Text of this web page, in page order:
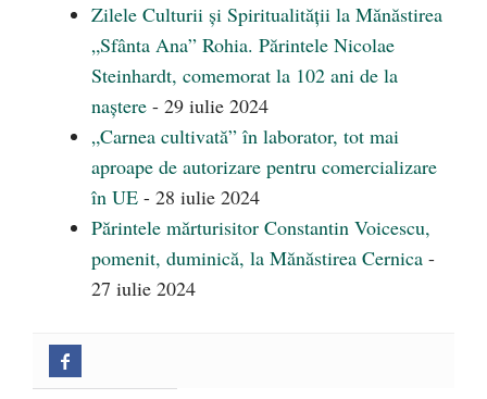
Zilele Culturii și Spiritualității la Mănăstirea
„Sfânta Ana” Rohia. Părintele Nicolae
Steinhardt, comemorat la 102 ani de la
naștere - 29 iulie 2024
„Carnea cultivată” în laborator, tot mai
aproape de autorizare pentru comercializare
în UE - 28 iulie 2024
Părintele mărturisitor Constantin Voicescu,
pomenit, duminică, la Mănăstirea Cernica -
27 iulie 2024